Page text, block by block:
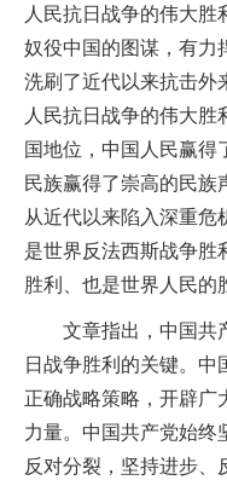
人民抗日战争的伟大胜
奴役中国的图谋，有力
洗刷了近代以来抗击外
人民抗日战争的伟大胜
国地位，中国人民赢得
民族赢得了崇高的民族
从近代以来陷入深重危
是世界反法西斯战争胜
胜利、也是世界人民的
文章指出，中国共
日战争胜利的关键。中
正确战略策略，开辟广
力量。中国共产党始终
反对分裂，坚持进步